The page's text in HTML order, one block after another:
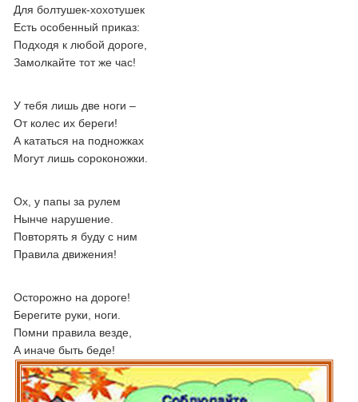
Для болтушек-хохотушек
Есть особенный приказ:
Подходя к любой дороге,
Замолкайте тот же час!
У тебя лишь две ноги –
От колес их береги!
А кататься на подножках
Могут лишь сороконожки.
Ох, у папы за рулем
Нынче нарушение.
Повторять я буду с ним
Правила движения!
Осторожно на дороге!
Берегите руки, ноги.
Помни правила везде,
А иначе быть беде!